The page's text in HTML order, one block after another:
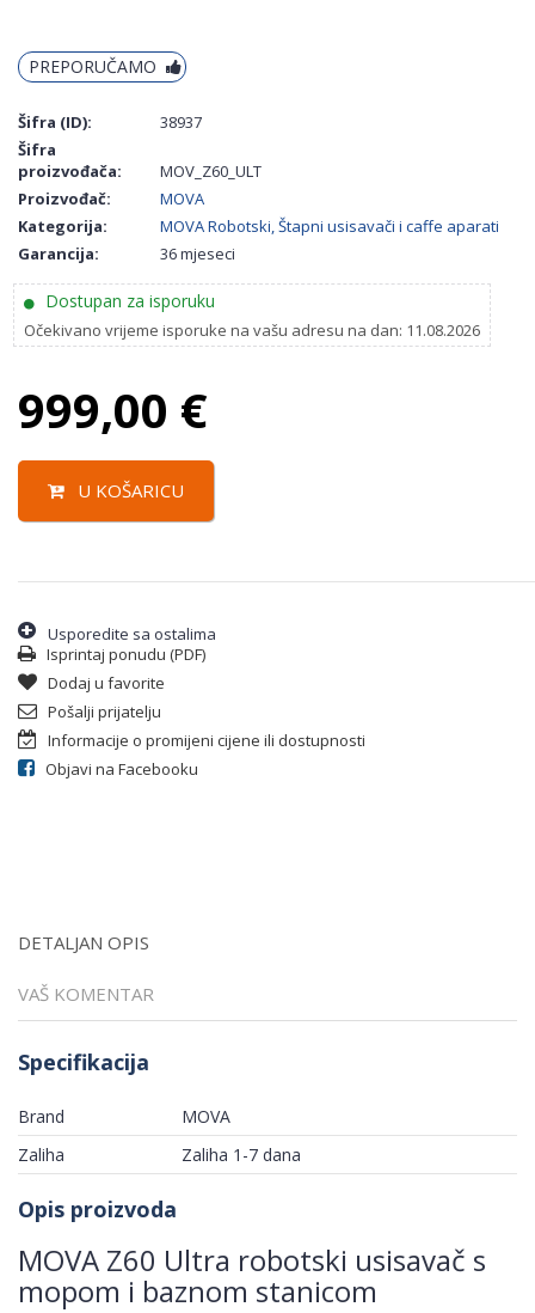
PREPORUČAMO
Šifra (ID):
38937
Šifra
proizvođača:
MOV_Z60_ULT
Proizvođač:
MOVA
Kategorija:
MOVA Robotski, Štapni usisavači i caffe aparati
Garancija:
36 mjeseci
Dostupan za isporuku
Očekivano vrijeme isporuke na vašu adresu na dan: 11.08.2026
999,00 €
U KOŠARICU
Usporedite sa ostalima
Isprintaj ponudu (PDF)
Dodaj u favorite
Pošalji prijatelju
Informacije o promijeni cijene ili dostupnosti
Objavi na Facebooku
DETALJAN OPIS
VAŠ KOMENTAR
Specifikacija
Brand
MOVA
Zaliha
Zaliha 1-7 dana
Opis proizvoda
MOVA Z60 Ultra robotski usisavač s
mopom i baznom stanicom